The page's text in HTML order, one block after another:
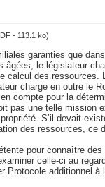
- 113.1 ko)
garanties que
âgées, le législateur
calcul des
charge en outre le
compte pour la
pas une telle mission
S’il devait
des ressources,
pour connaître
celle-ci au
Protocole additionnel à